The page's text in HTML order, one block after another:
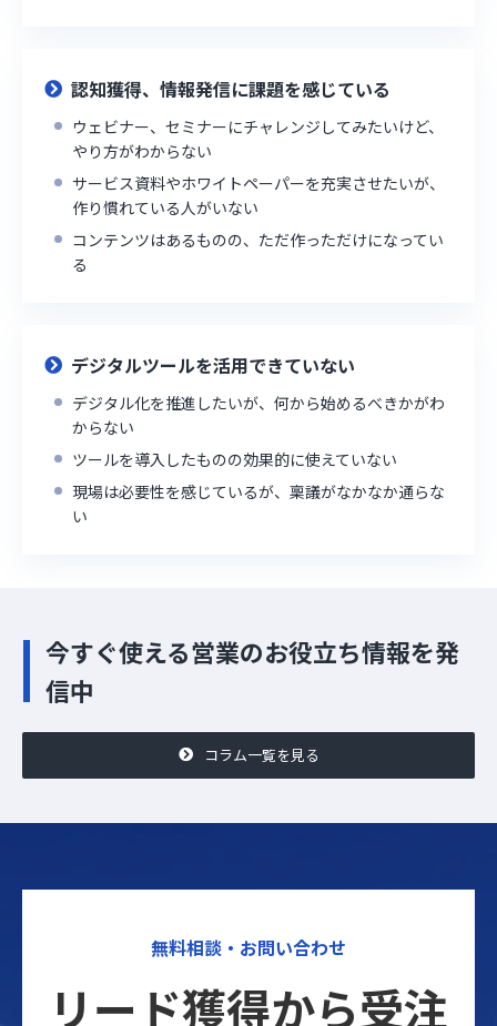
認知獲得、情報発信に課題を感じている
ウェビナー、セミナーにチャレンジしてみたいけど、
やり方がわからない
サービス資料やホワイトペーパーを充実させたいが、
作り慣れている人がいない
コンテンツはあるものの、ただ作っただけになってい
る
デジタルツールを活用できていない
デジタル化を推進したいが、何から始めるべきかがわ
からない
ツールを導入したものの効果的に使えていない
現場は必要性を感じているが、稟議がなかなか通らな
い
今すぐ使える営業のお役立ち情報を発
信中
コラム一覧を見る
無料相談・お問い合わせ
リード獲得から受注